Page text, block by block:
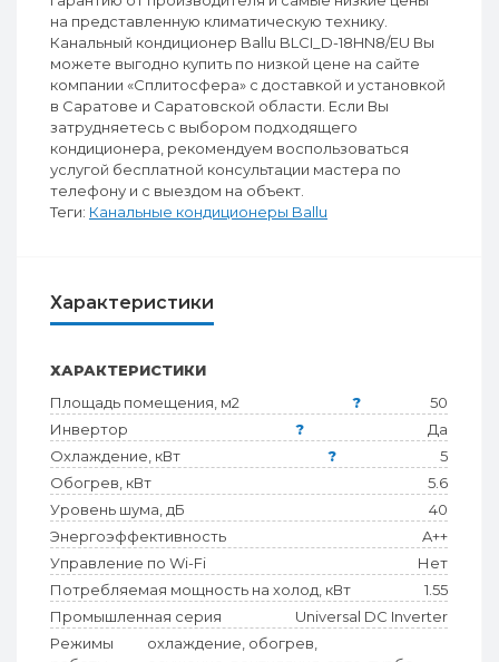
на представленную климатическую технику.
Канальный кондиционер Ballu BLCI_D-18HN8/EU Вы
можете выгодно купить по низкой цене на сайте
компании «Сплитосфера» с доставкой и установкой
в Саратове и Саратовской области. Если Вы
затрудняетесь с выбором подходящего
кондиционера, рекомендуем воспользоваться
услугой бесплатной консультации мастера по
телефону и с выездом на объект.
Теги: Канальные кондиционеры Ballu
Характеристики
ХАРАКТЕРИСТИКИ
Площадь помещения, м2
?
50
Инвертор
?
Да
Охлаждение, кВт
?
5
Обогрев, кВт
5.6
Уровень шума, дБ
40
Энергоэффективность
A++
Управление по Wi-Fi
Нет
Потребляемая мощность на холод, кВт
1.55
Промышленная серия
Universal DC Inverter
Режимы
охлаждение, обогрев,